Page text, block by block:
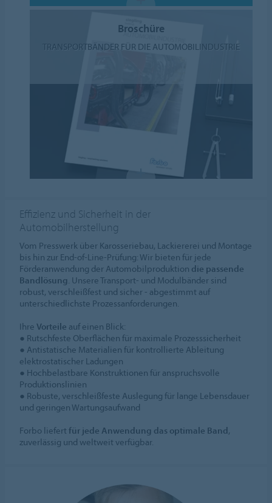
Broschüre
TRANSPORTBÄNDER FÜR DIE AUTOMOBILINDUSTRIE
Effizienz und Sicherheit in der
Automobilherstellung
Vom Presswerk über Karosseriebau, Lackiererei und Montage
bis hin zur End-of-Line-Prüfung: Wir bieten für jede
Förderanwendung der Automobilproduktion die passende
Bandlösung . Unsere Transport- und Modulbänder sind
robust, verschleißfest und sicher - abgestimmt auf
unterschiedlichste Prozessanforderungen.
IhreVorteile auf einen Blick:
● Rutschfeste Oberflächen für maximale Prozesssicherheit
● Antistatische Materialien für kontrollierte Ableitung
elektrostatischer Ladungen
● Hochbelastbare Konstruktionen für anspruchsvolle
Produktionslinien
● Robuste, verschleißfeste Auslegung für lange Lebensdauer
und geringen Wartungsaufwand
Forbo liefertfür jede Anwendung das optimale Band,
zuverlässig und weltweit verfügbar.